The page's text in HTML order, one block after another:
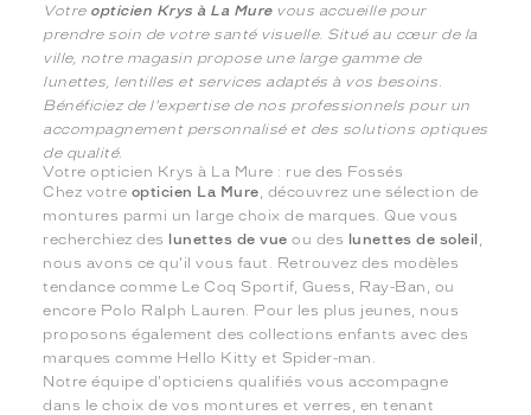
Votre opticien Krys à La Murevous accueille pour
prendre soin de votre santé visuelle. Situé au cœur de la
ville, notre magasin propose une large gamme de
lunettes, lentilles et services adaptés à vos besoins.
Bénéficiez de l'expertise de nos professionnels pour un
accompagnement personnalisé et des solutions optiques
de qualité.
Votre opticien Krys à La Mure : rue des Fossés
Chez votre opticien La Mure, découvrez une sélection de
montures parmi un large choix de marques. Que vous
recherchiez des
lunettes de vue ou des lunettes de soleil ,
nous avons ce qu'il vous faut. Retrouvez des modèles
tendance comme Le Coq Sportif, Guess, Ray-Ban, ou
encore Polo Ralph Lauren. Pour les plus jeunes, nous
proposons également des collections enfants avec des
marques comme Hello Kitty et Spider-man.
Notre équipe d'opticiens qualifiés vous accompagne
dans le choix de vos montures et verres, en tenant